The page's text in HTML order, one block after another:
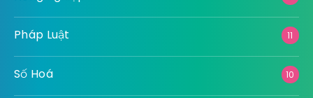
Pháp Luật 11
Số Hoá 10